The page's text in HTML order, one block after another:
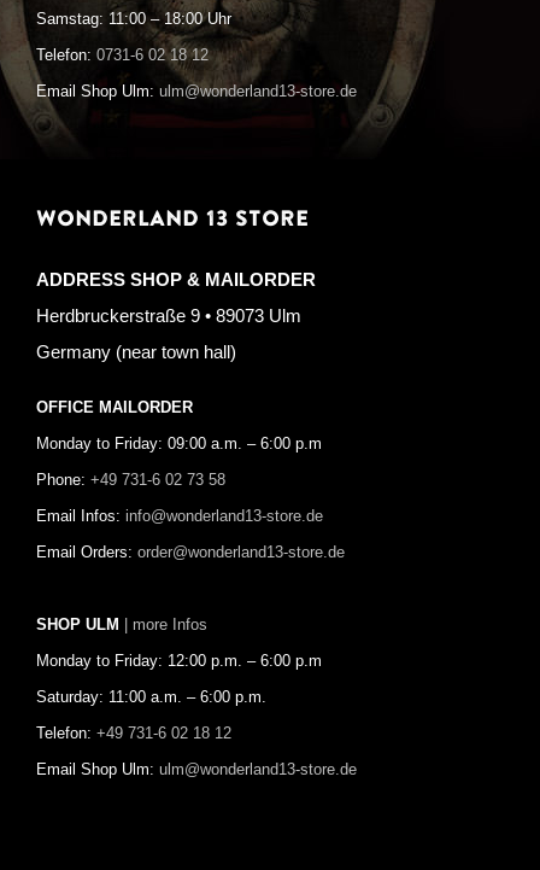
Samstag: 11:00 – 18:00 Uhr
Telefon: 0731-6 02 18 12
Email Shop Ulm: ulm@wonderland13-store.de
WONDERLAND 13 STORE
ADDRESS SHOP & MAILORDER
Herdbruckerstraße 9 • 89073 Ulm
Germany (near town hall)
OFFICE MAILORDER
Monday to Friday: 09:00 a.m. – 6:00 p.m
Phone: +49 731-6 02 73 58
Email Infos: info@wonderland13-store.de
Email Orders: order@wonderland13-store.de
SHOP ULM | more Infos
Monday to Friday: 12:00 p.m. – 6:00 p.m
Saturday: 11:00 a.m. – 6:00 p.m.
Telefon: +49 731-6 02 18 12
Email Shop Ulm: ulm@wonderland13-store.de